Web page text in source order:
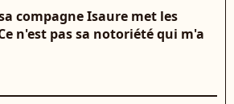
compagne Isaure met les
n'est pas sa notoriété qui m'a